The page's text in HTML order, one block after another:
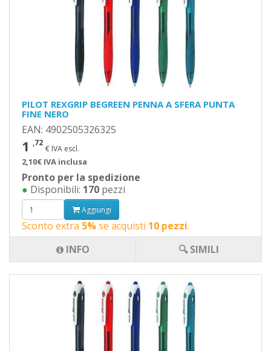
PILOT REXGRIP BEGREEN PENNA A SFERA PUNTA
FINE NERO
EAN: 4902505326325
1 ,72
€ IVA escl.
2,10€ IVA inclusa
Pronto per la spedizione
● Disponibili: 170 pezzi
Aggiungi
Sconto extra 5%se acquisti 10 pezzi.
INFO
🔍 SIMILI